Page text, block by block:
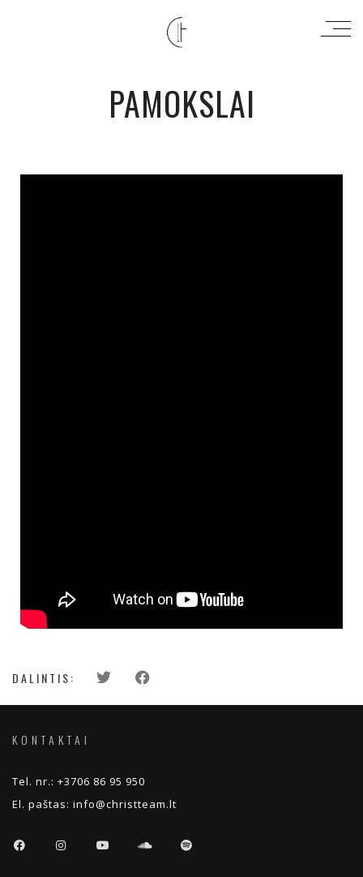
PAMOKSLAI
DALINTIS:
KONTAKTAI
Tel. nr.: +3706 86 95 950
El. paštas: info@christteam.lt